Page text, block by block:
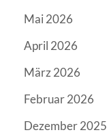
Mai 2026
April 2026
März 2026
Februar 2026
Dezember 2025